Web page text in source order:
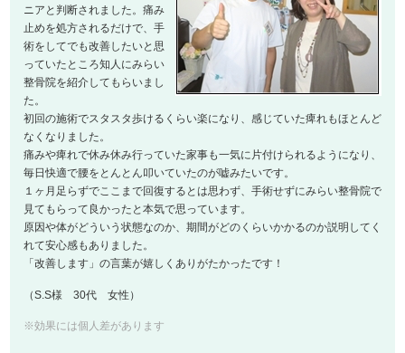
ニアと判断されました。痛み
止めを処方されるだけで、手
術をしてでも改善したいと思
っていたところ知人にみらい
整骨院を紹介してもらいまし
た。
初回の施術でスタスタ歩けるくらい楽になり、感じていた痺れもほとんど
なくなりました。
痛みや痺れで休み休み行っていた家事も一気に片付けられるようになり、
毎日快適で腰をとんとん叩いていたのが嘘みたいです。
１ヶ月足らずでここまで回復するとは思わず、手術せずにみらい整骨院で
見てもらって良かったと本気で思っています。
原因や体がどういう状態なのか、期間がどのくらいかかるのか説明してく
れて安心感もありました。
「改善します」の言葉が嬉しくありがたかったです！
（S.S様 30代 女性）
※効果には個人差があります